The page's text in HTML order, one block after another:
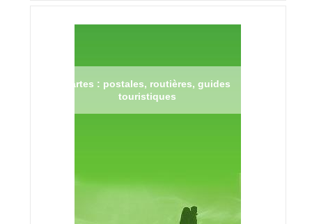
Cartes : postales, routières, guides
touristiques